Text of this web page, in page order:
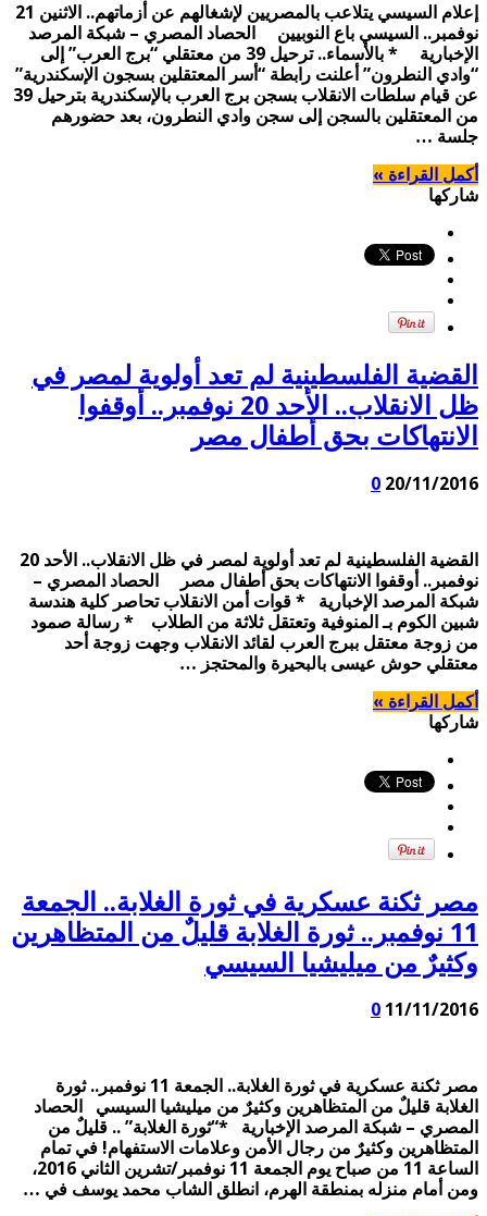
إعلام السيسي يتلاعب بالمصريين لإشغالهم عن أزماتهم.. الاثنين 21
نوفمبر.. السيسي باع النوبيين الحصاد المصري – شبكة المرصد
الإخبارية * بالأسماء.. ترحيل 39 من معتقلي “برج العرب” إلى
“وادي النطرون” أعلنت رابطة “أسر المعتقلين بسجون الإسكندرية”
عن قيام سلطات الانقلاب بسجن برج العرب بالإسكندرية بترحيل 39
من المعتقلين بالسجن إلى سجن وادي النطرون، بعد حضورهم
جلسة …
أكمل القراءة »
شاركها
القضية الفلسطينية لم تعد أولوية لمصر في
ظل الانقلاب.. الأحد 20 نوفمبر.. أوقفوا
الانتهاكات بحق أطفال مصر
20/11/2016
0
القضية الفلسطينية لم تعد أولوية لمصر في ظل الانقلاب.. الأحد 20
نوفمبر.. أوقفوا الانتهاكات بحق أطفال مصر الحصاد المصري –
شبكة المرصد الإخبارية * قوات أمن الانقلاب تحاصر كلية هندسة
شبين الكوم بـ المنوفية وتعتقل ثلاثة من الطلاب * رسالة صمود
من زوجة معتقل ببرج العرب لقائد الانقلاب وجهت زوجة أحد
معتقلي حوش عيسى بالبحيرة والمحتجز …
أكمل القراءة »
شاركها
مصر ثكنة عسكرية في ثورة الغلابة.. الجمعة
11 نوفمبر.. ثورة الغلابة قليلٌ من المتظاهرين
وكثيرٌ من ميليشيا السيسي
11/11/2016
0
مصر ثكنة عسكرية في ثورة الغلابة.. الجمعة 11 نوفمبر.. ثورة
الغلابة قليلٌ من المتظاهرين وكثيرٌ من ميليشيا السيسي الحصاد
المصري – شبكة المرصد الإخبارية *“ثورة الغلابة” .. قليلٌ من
المتظاهرين وكثيرٌ من رجال الأمن وعلامات الاستفهام! في تمام
الساعة 11 من صباح يوم الجمعة 11 نوفمبر/تشرين الثاني 2016،
ومن أمام منزله بمنطقة الهرم، انطلق الشاب محمد يوسف في …